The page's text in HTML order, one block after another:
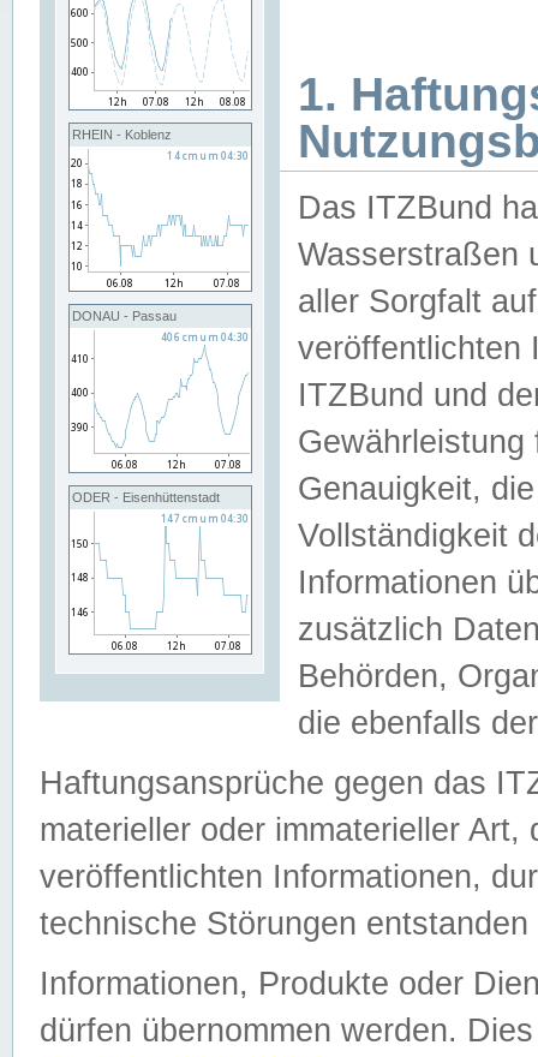
RHEIN - Koblenz
DONAU - Passau
ODER - Eisenhüttenstadt
1.
Das ITZBund
Wasserstraßen
aller Sorgfalt
veröffentlichten
ITZBund und
Genauigkeit,
Vollständigkeit
Informationen
zusätzlich
Behörden,
die ebenfalls
Haftungsansprüche gegen das
materieller oder immaterieller
veröffentlichten Informationen,
technische Störungen
Informationen, Produkte oder
dürfen übernommen werden.